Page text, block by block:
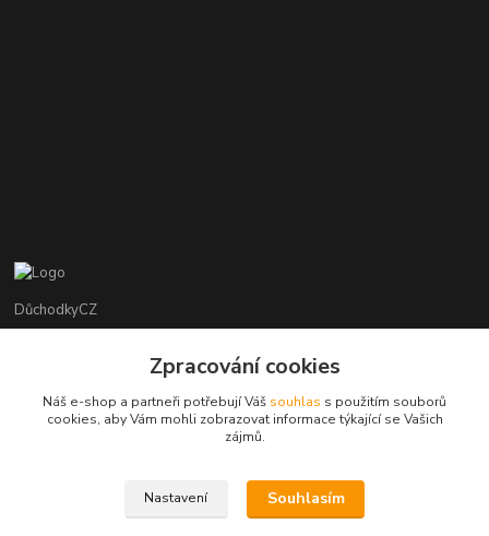
DůchodkyCZ
+420 412384749
objednavky@duchodky.cz
Zpracování cookies
Náš e-shop a partneři potřebují Váš souhlas s použitím souborů
cookies, aby Vám mohli zobrazovat informace týkající se Vašich
zájmů.
Nastavení Souhlasím